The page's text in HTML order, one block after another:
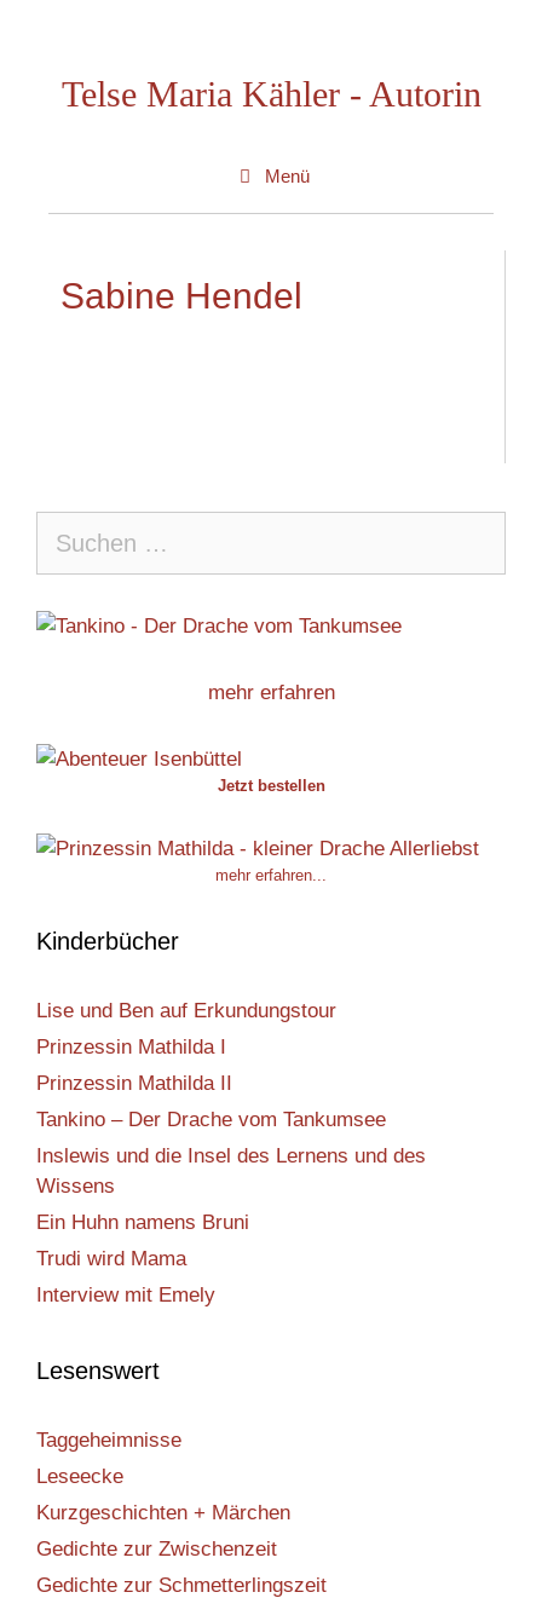
springenTelse Maria Kähler - Autorin
Menü
Sabine Hendel
nach:
mehr erfahren
Jetzt bestellen
mehr erfahren...
Kinderbücher
Lise und Ben auf Erkundungstour
Prinzessin Mathilda I
Prinzessin Mathilda II
Tankino – Der Drache vom Tankumsee
Inslewis und die Insel des Lernens und des
Wissens
Ein Huhn namens Bruni
Trudi wird Mama
Interview mit Emely
Lesenswert
Taggeheimnisse
Leseecke
Kurzgeschichten + Märchen
Gedichte zur Zwischenzeit
Gedichte zur Schmetterlingszeit